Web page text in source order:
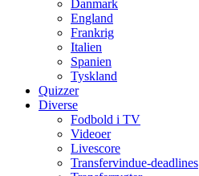
Danmark
England
Frankrig
Italien
Spanien
Tyskland
Quizzer
Diverse
Fodbold i TV
Videoer
Livescore
Transfervindue-deadlines